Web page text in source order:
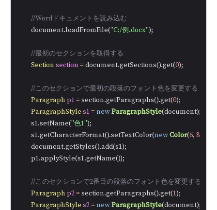
//Wordドキュメントを読み込む
        document.loadFromFile(
"C:/例.docx");
//最初のセクションを取得する
Section section = document.getSections().get(0);
//このセクションで最初の段落のフォント色を変更する
Paragraph p1 = section.getParagraphs().get(0);
ParagraphStyle s1 =newParagraphStyle(document);
        s1.setName(
"色1");
        s1.getCharacterFormat().setTextColor(
newColor(6, 84
        document.getStyles().add(s1);
        p1.applyStyle(s1.getName());
//このセクションで2番目の段落のフォント色を変更する
Paragraph p2= section.getParagraphs().get(1);
ParagraphStyle s2=newParagraphStyle(document);